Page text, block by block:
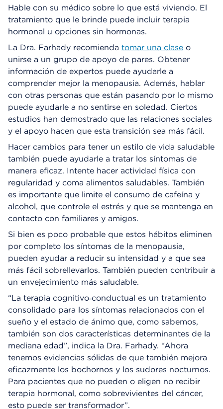
Hable con su médico sobre lo que está viviendo. El
tratamiento que le brinde puede incluir terapia
hormonal u opciones sin hormonas.
La Dra. Farhady recomienda tomar una clase o
unirse a un grupo de apoyo de pares. Obtener
información de expertos puede ayudarle a
comprender mejor la menopausia. Además, hablar
con otras personas que están pasando por lo mismo
puede ayudarle a no sentirse en soledad. Ciertos
estudios han demostrado que las relaciones sociales
y el apoyo hacen que esta transición sea más fácil.
Hacer cambios para tener un estilo de vida saludable
también puede ayudarle a tratar los síntomas de
manera eficaz. Intente hacer actividad física con
regularidad y coma alimentos saludables. También
es importante que limite el consumo de cafeína y
alcohol, que controle el estrés y que se mantenga en
contacto con familiares y amigos.
Si bien es poco probable que estos hábitos eliminen
por completo los síntomas de la menopausia,
pueden ayudar a reducir su intensidad y a que sea
más fácil sobrellevarlos. También pueden contribuir a
un envejecimiento más saludable.
“La terapia cognitivo‑conductual es un tratamiento
consolidado para los síntomas relacionados con el
sueño y el estado de ánimo que, como sabemos,
también son dos características determinantes de la
mediana edad”, indica la Dra. Farhady. “Ahora
tenemos evidencias sólidas de que también mejora
eficazmente los bochornos y los sudores nocturnos.
Para pacientes que no pueden o eligen no recibir
terapia hormonal, como sobrevivientes del cáncer,
esto puede ser transformador”.